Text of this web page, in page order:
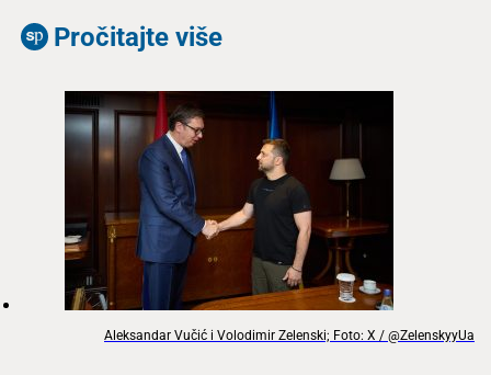
Pročitajte više
Aleksandar Vučić i Volodimir Zelenski; Foto: X / @ZelenskyyUa